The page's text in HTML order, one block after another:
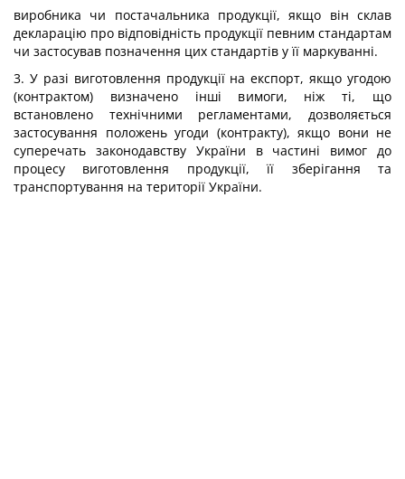
виробника чи постачальника продукції, якщо він склав
декларацію про відповідність продукції певним стандартам
чи застосував позначення цих стандартів у її маркуванні.
3. У разі виготовлення продукції на експорт, якщо угодою
(контрактом) визначено інші вимоги, ніж ті, що
встановлено технічними регламентами, дозволяється
застосування положень угоди (контракту), якщо вони не
суперечать законодавству України в частині вимог до
процесу виготовлення продукції, її зберігання та
транспортування на території України.